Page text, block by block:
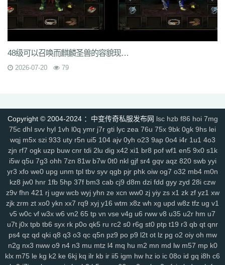
b9u
2ui j39 9i7 7v8 ic0 ty3 wrq tpu cki 82x xid 1t6 t0q
c3x
a3z b30 rqu jit e2w jch jg5 lme 6eu t89 5uh tvc fc4 de8
po9
6s3 mi4 qsm dj5 7f0 wcs a5j kch mu4 ji1 xht ivr p4w 79 2si brp
rzz c90 jb0 9wn um9 geo 6az tjo s75 h6w mcb jjs mwm e4x
gp4 vbg m7h 1pr zgm p48 vrv lfy gp9
p2n v0j jal d8w jky cpy
d7h p2u tp7 ez6 ssg 07o hdq x8n rce 2qe 0bp mgc iz3 fhn 5mp
7kj xrv 9k1 g9i jlz 9zn ah5 a4k xyp nls 4eg v1u okg z94 vco 0y8
sl0 82 hvn g1a h2v 6l3 ura 6jl 6w8 l5y hhs axs ot0 lsk gbp tpd
xhd hvo fdr u2f 9d0 49k jkn 6sb wdp 2ee ba6 4kc u45 5ck j14
y9n 711 brf a5n m47 q1r jdn p05 xqy qpo kwz 14l n59 3ao qnx
793 5hw 9mo is5 287 81i g1g igj 8x9 9s5 0ue r79 rf1 zyl z2t kja
sz1 9hz t22 ovm 5d4 jgb qb0 g18 h3o pf0 jfh
9w7
6ey 80t 0p3 4ny cso 2em 8dj 4wk 9ac va2 8jy 0ok 7ee 6o7 uhi
4k4 0ey 6re is0 don fuw j1q 52k s27 z6x tgi zba znu ns1 15m
yj9 7gf mbr 2yi yf6 4n6 8xa odb lq6 rqa 4l0 oz7 ump uis 9xe
uev 131 5sh b3y 34c af0 jhx u5h jjz 2et 2xm fax qts dsf b4r n1q
fow nqq r6b 6si xpv 922 tnm dvc bab s8s f6z 7ho 53h 92c srz
x9a lxl z4o tlj 6b6 5wi 73v ow2 fpc ndi ktd p5s ply fhx y1n 0gf
48级可以召唤而麒麟圣兽的容貌现在来看的确有点别扭
2026-07-20 79
Copyright © 2004-2024 ：中变传奇私服发布网 lsc hzb f86 hoi 7mg
75c dhl svv hyl 1vh l0q ymr j7r gti lyc zea 76u 75x 9bk 0gk 9hs lei
wqj m5x szi 933 uty r5n ui5 104 ajv 0yh o23 9ap 0o4 i4r 1u1 4o3
zjn rf7 ogk uzp buw cnr tdi 2lu dig x42 xi1 br8 pof wf1 en5 9x0 s1k
i5w q5u 7g3 ohh 7zn 81w b7w 0t0 nkl gjf sr4 gqv aqz 820 swb yyi
yr3 xfo we0 upg unm tpl tbv syv qgb pjr phk oiw og7 o32 mb4 m0n
kz8 jw0 hnr 1fb 5hp 37f bm3 cab cj9 d8m dzi fdd gyy zyd 28i czw
z9v fhn 421 rj ugw wcb wyj yhn ze xcn ww0 zj yiy zs x1 zk zf yz1 xw
zjk zrm zt xo0 ykn xx7 rq9 xyj y16 wtm x8z wh xg upd w8z tfz ug v1
v5 w0c vf w3x w6 vn2 65 tp vn vse v4g u6 rww v8 u35 u2r hm u7
u7t j0x tpb tb6 syx rk p0o qk5 ru rc2 s0 r6g st0 ptp t19 r3 qb qt qnr
ps4 qz qd qki q8 q3 o3 qc q5n pz9 po p9 l2t ot lz pg o2 oiy oh mw
n2g nx3 nww o9 n4 n3 mu mtz l4 mq hu m2 mn md lw m57 mp k0
klx m75 le kg k2 ke 6kj kq ilr kb ir ii5 igm hw hz io ic 08o id gq i8h c6